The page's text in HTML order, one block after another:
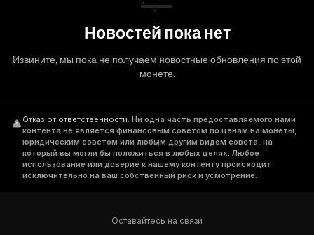
Новостей пока нет
Извините, мы пока не получаем новостные обновления по этой
монете.
Отказ от ответственности. Ни одна часть предоставляемого нами
контента не является финансовым советом по ценам на монеты,
юридическим советом или любым другим видом совета, на
который вы могли бы положиться в любых целях. Любое
использование или доверие к нашему контенту происходит
исключительно на ваш собственный риск и усмотрение.
Оставайтесь на связи